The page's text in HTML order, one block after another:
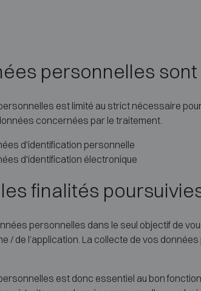
personnelles
est limité au strict nécessaire
concernées par le traitement.
d'identification personnelle
d'identification électronique
finalités
personnelles dans le seul objectif de
/ de l’application. La collecte de vos
est donc essentiel au bon